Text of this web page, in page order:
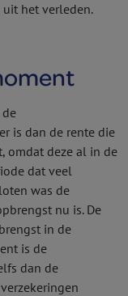
het verleden.
is dan de rente die
omdat deze al in de
dat veel
was de
nu is. De
in de
is de
dan de